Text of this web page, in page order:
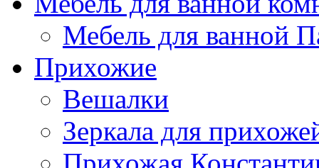
Мебель для ванной
Прихожие
Вешалки
Зеркала для